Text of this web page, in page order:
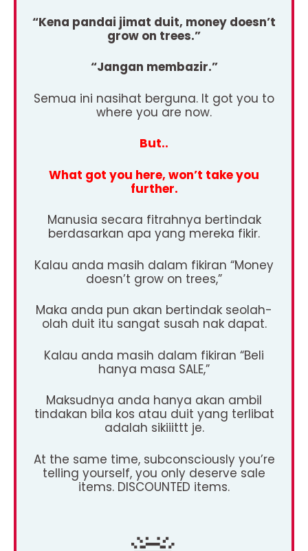
“Kena pandai jimat duit, money doesn’t
grow on trees.”
“Jangan membazir.”
Semua ini nasihat berguna. It got you to
where you are now.
But..
What got you here, won’t take you
further.
Manusia secara fitrahnya bertindak
berdasarkan apa yang mereka fikir.
Kalau anda masih dalam fikiran “Money
doesn’t grow on trees,”
Maka anda pun akan bertindak seolah-
olah duit itu sangat susah nak dapat.
Kalau anda masih dalam fikiran “Beli
hanya masa SALE,”
Maksudnya anda hanya akan ambil
tindakan bila kos atau duit yang terlibat
adalah sikiiittt je.
At the same time, subconsciously you’re
telling yourself, you only deserve sale
items. DISCOUNTED items.